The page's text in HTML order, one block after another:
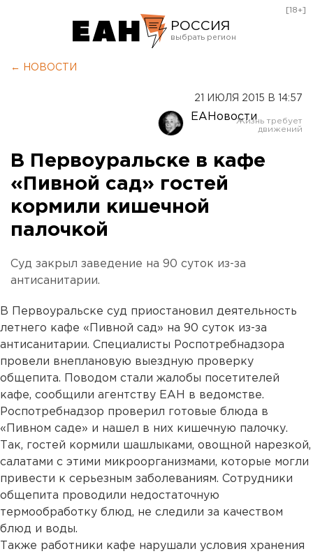
РОССИЯ
Оренбург
[18+]
← НОВОСТИ
21 ИЮЛЯ 2015 В 14:57
ЕАНовости
В Первоуральске в кафе
«Пивной сад» гостей
кормили кишечной
палочкой
Суд закрыл заведение на 90 суток из-за
антисанитарии.
В Первоуральске суд приостановил деятельность
летнего кафе «Пивной сад» на 90 суток из-за
антисанитарии. Специалисты Роспотребнадзора
провели внеплановую выездную проверку
общепита. Поводом стали жалобы посетителей
кафе, сообщили агентству ЕАН в ведомстве.
Роспотребнадзор проверил готовые блюда в
«Пивном саде» и нашел в них кишечную палочку.
Так, гостей кормили шашлыками, овощной нарезкой,
салатами с этими микроорганизмами, которые могли
привести к серьезным заболеваниям. Сотрудники
общепита проводили недостаточную
термообработку блюд, не следили за качеством
блюд и воды.
Также работники кафе нарушали условия хранения